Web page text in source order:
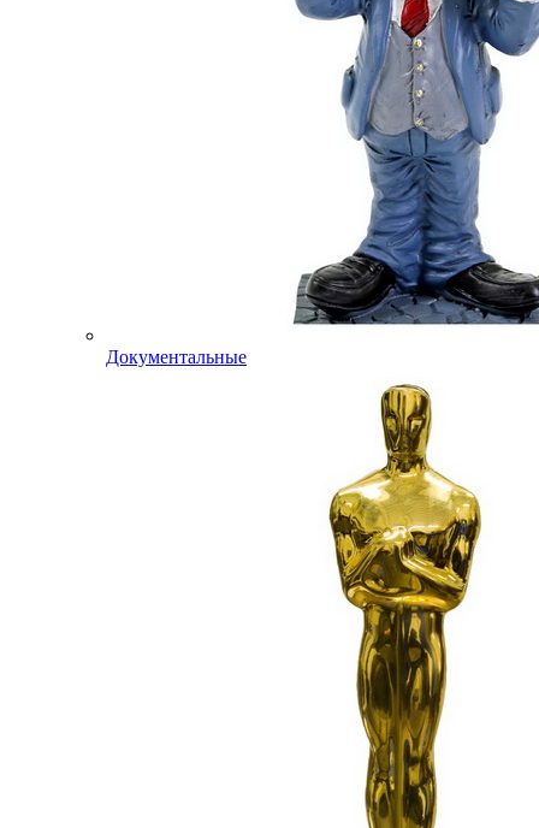
Документальные